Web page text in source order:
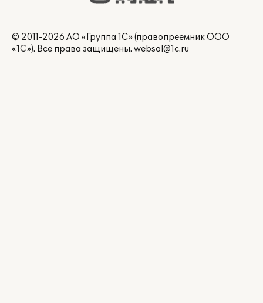
© 2011-2026 АО «Группа 1С» (правопреемник ООО
«1С»). Все права защищены. websol@1c.ru